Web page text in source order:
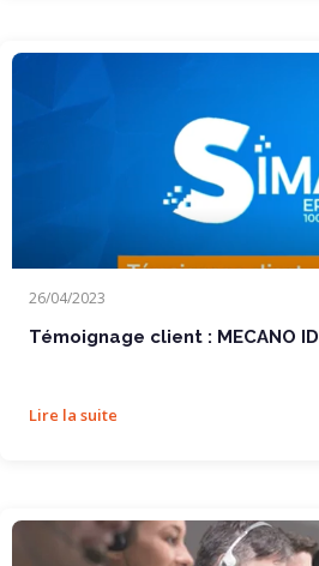
26/04/2023
Témoignage client : MECANO ID
Lire la suite